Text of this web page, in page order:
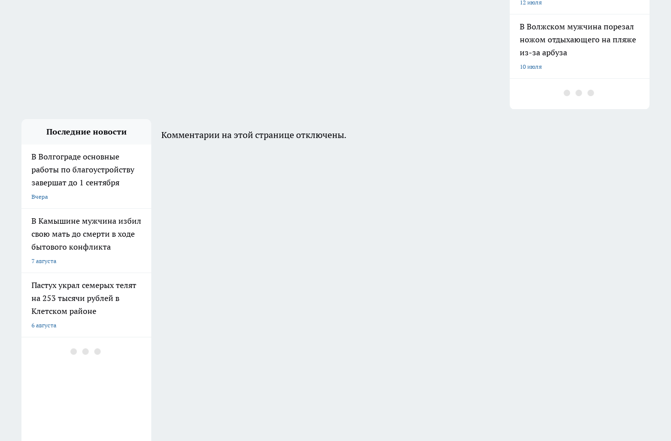
мужчина ударил приятеля
ножом в живот и попытался
скрыть следы
5 августа
В Волгограде двое молодых
людей угнали ВАЗ, чтобы
покататься
4 августа
В Волгограде здание
общежития не признают
аварийным, несмотря на
разрушения